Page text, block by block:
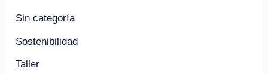
Sin categoría
Sostenibilidad
Taller